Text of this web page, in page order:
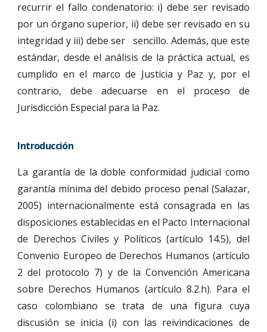
recurrir el fallo condenatorio: i) debe ser revisado
por un órgano superior, ii) debe ser revisado en su
integridad y iii) debe ser sencillo. Además, que este
estándar, desde el análisis de la práctica actual, es
cumplido en el marco de Justicia y Paz y, por el
contrario, debe adecuarse en el proceso de
Jurisdicción Especial para la Paz.
Introducción
La garantía de la doble conformidad judicial como
garantía mínima del debido proceso penal (Salazar,
2005) internacionalmente está consagrada en las
disposiciones establecidas en el Pacto Internacional
de Derechos Civiles y Políticos (artículo 14.5), del
Convenio Europeo de Derechos Humanos (artículo
2 del protocolo 7) y de la Convención Americana
sobre Derechos Humanos (artículo 8.2.h). Para el
caso colombiano se trata de una figura cuya
discusión se inicia (i) con las reivindicaciones de